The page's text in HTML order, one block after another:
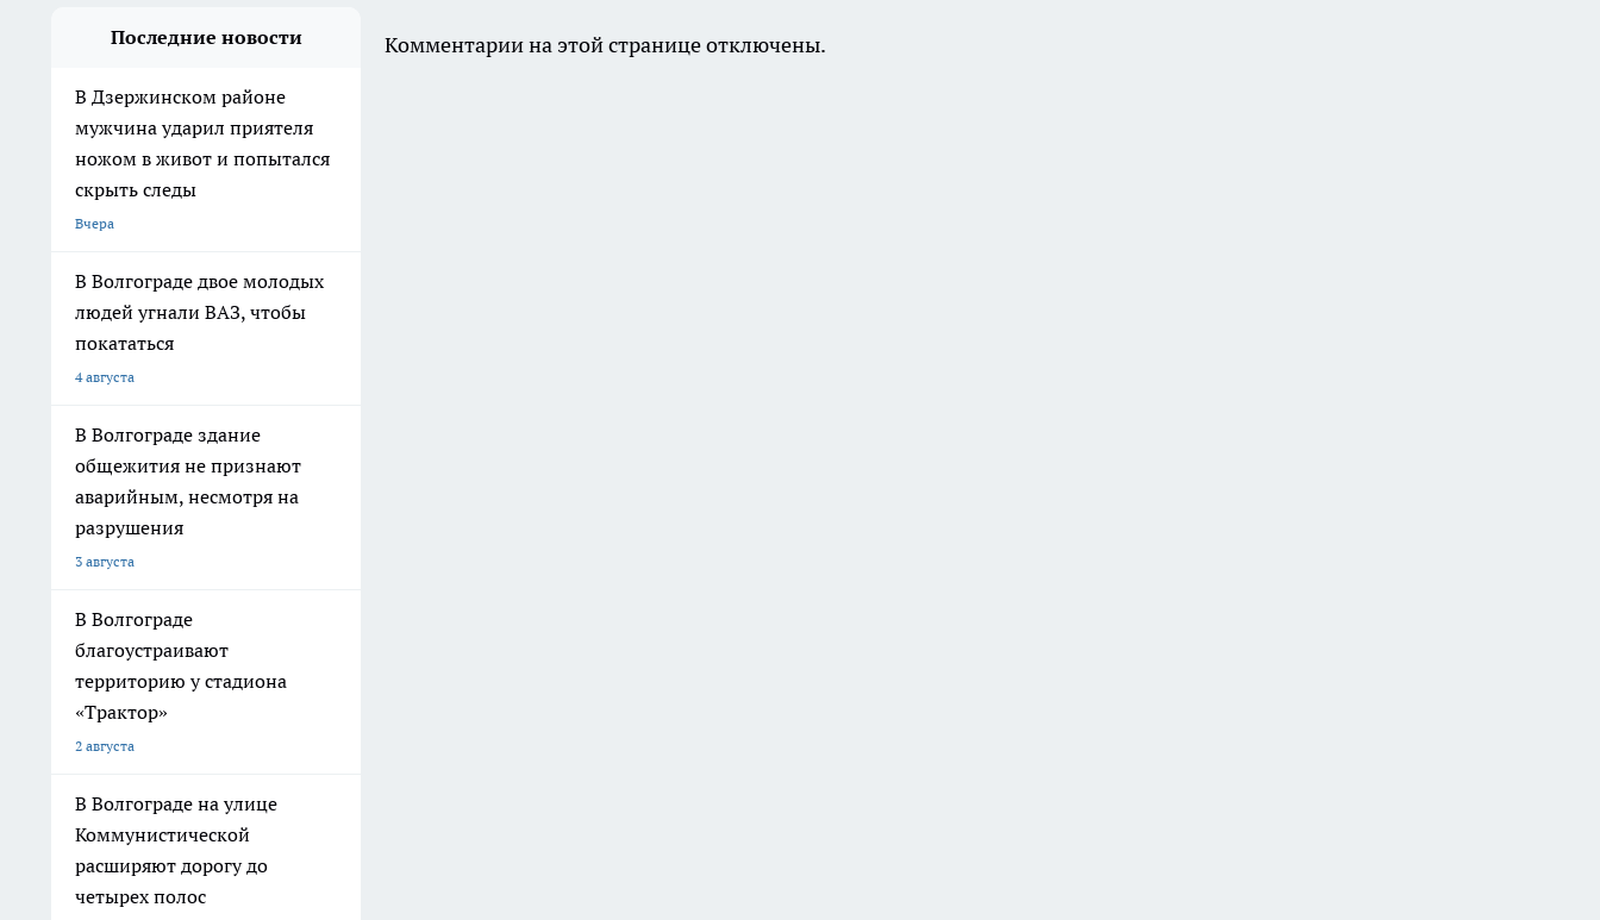
Последние новости
В Дзержинском районе
мужчина ударил приятеля
ножом в живот и попытался
скрыть следы
Вчера
В Волгограде двое молодых
людей угнали ВАЗ, чтобы
покататься
4 августа
В Волгограде здание
общежития не признают
аварийным, несмотря на
разрушения
3 августа
В Волгограде
благоустраивают
территорию у стадиона
«Трактор»
2 августа
В Волгограде на улице
Коммунистической
расширяют дорогу до
четырех полос
Комментарии на этой странице отключены.